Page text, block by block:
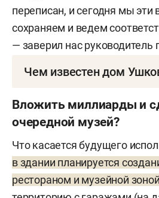
переписан, и сегодня мы эти
сохраняем и ведем
— заверил нас руководитель
Чем известен дом
культурного наследия
построен в начале ХХ века в
проекту архитектора Карла
был реконструирован в
обладает уникальной
Вложить миллиарды и
очередной музей?
Что касается будущего
в здании планируется
рестораном и музейной